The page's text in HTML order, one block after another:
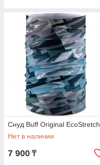
Снуд Buff Original EcoStretch
Нет в наличии
7 900 ₸